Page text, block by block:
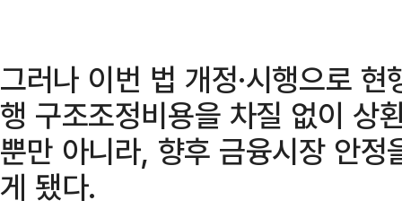
그러나 이번 법 개정·시행으로
행 구조조정비용을 차질 없이
뿐만 아니라, 향후 금융시장 안
게 됐다.